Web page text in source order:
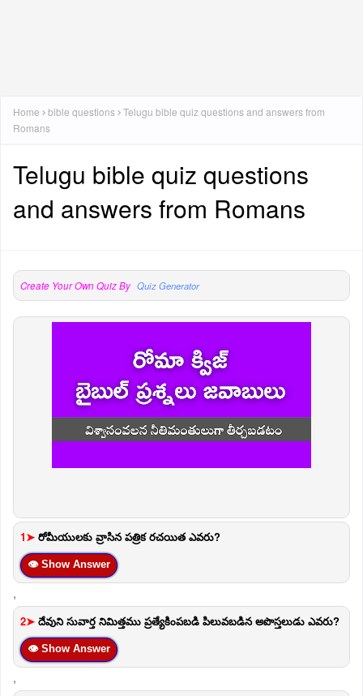
Home bible questions Telugu bible quiz questions and answers from
Romans
Telugu bible quiz questions
and answers from Romans
Create Your Own Quiz By Quiz Generator
1➤ రోమీయులకు వ్రాసిన పత్రిక రచయిత ఎవరు?
👁 Show Answer
,
2➤ దేవుని సువార్త నిమిత్తము ప్రత్యేకింపబడి పిలువబడిన అపొస్తలుడు ఎవరు?
👁 Show Answer
,